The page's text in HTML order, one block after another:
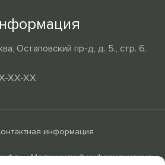
Остаповский пр-д, д. 5., стр. 6.
XX-XX
информация
— Медицинский информационно-